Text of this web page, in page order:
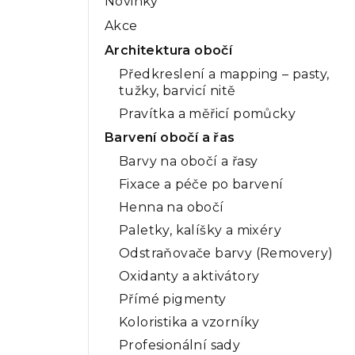
Akce
Architektura obočí
Předkreslení a mapping – pasty,
tužky, barvicí nitě
Pravítka a měřicí pomůcky
Barvení obočí a řas
Barvy na obočí a řasy
Fixace a péče po barvení
Henna na obočí
Paletky, kalíšky a mixéry
Odstraňovače barvy (Removery)
Oxidanty a aktivátory
Přímé pigmenty
Koloristika a vzorníky
Profesionální sady